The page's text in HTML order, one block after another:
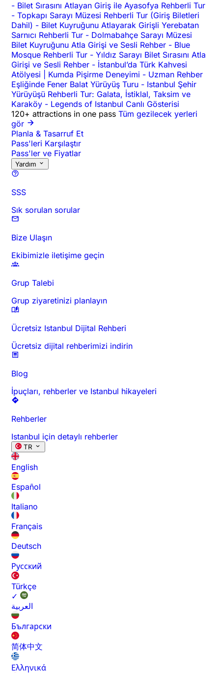
- Bilet Sırasını Atlayan Giriş ile Ayasofya Rehberli Tur
- Topkapı Sarayı Müzesi Rehberli Tur (Giriş Biletleri
Dahil) - Bilet Kuyruğunu Atlayarak Girişli Yerebatan
Sarnıcı Rehberli Tur - Dolmabahçe Sarayı Müzesi
Bilet Kuyruğunu Atla Girişi ve Sesli Rehber - Blue
Mosque Rehberli Tur - Yıldız Sarayı Bilet Sırasını Atla
Girişi ve Sesli Rehber - İstanbul’da Türk Kahvesi
Atölyesi | Kumda Pişirme Deneyimi - Uzman Rehber
Eşliğinde Fener Balat Yürüyüş Turu - Istanbul Şehir
Yürüyüşü Rehberli Tur: Galata, İstiklal, Taksim ve
Karaköy - Legends of Istanbul Canlı Gösterisi
120+ attractions in one pass Tüm gezilecek yerleri
gör
Planla & Tasarruf Et
Pass'leri Karşılaştır
Pass'ler ve Fiyatlar
Yardım
SSS
Sık sorulan sorular
Bize Ulaşın
Ekibimizle iletişime geçin
Grup Talebi
Grup ziyaretinizi planlayın
Ücretsiz Istanbul Dijital Rehberi
Ücretsiz dijital rehberimizi indirin
Blog
İpuçları, rehberler ve Istanbul hikayeleri
Rehberler
Istanbul için detaylı rehberler
TR
English
Español
Italiano
Français
Deutsch
Русский
Türkçe
✓
العربية
Български
简体中文
Ελληνικά